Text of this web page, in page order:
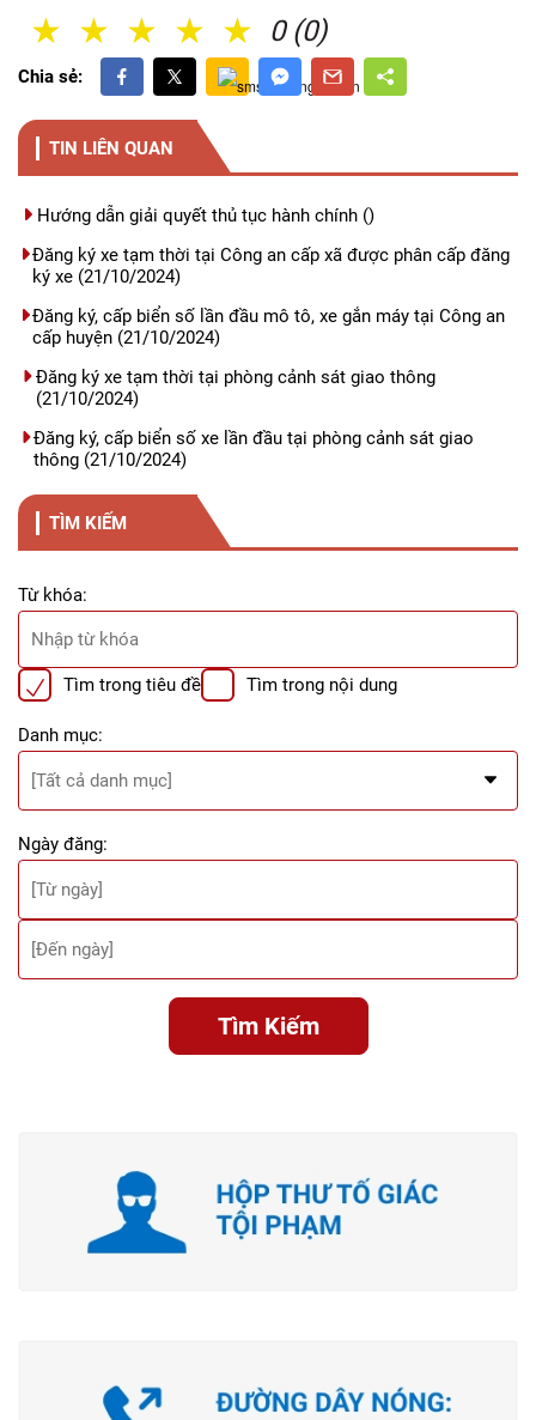
0 (0)
5 Sao
4 Sao
3 Sao
2 Sao
1 Sao
Chia sẻ:
TIN LIÊN QUAN
Hướng dẫn giải quyết thủ tục hành chính ()
Đăng ký xe tạm thời tại Công an cấp xã được phân cấp đăng
ký xe (21/10/2024)
Đăng ký, cấp biển số lần đầu mô tô, xe gắn máy tại Công an
cấp huyện(21/10/2024)
Đăng ký xe tạm thời tại phòng cảnh sát giao thông
(21/10/2024)
Đăng ký, cấp biển số xe lần đầu tại phòng cảnh sát giao
thông(21/10/2024)
TÌM KIẾM
Từ khóa:
Tìm trong tiêu đề Tìm trong nội dung
Danh mục:
Ngày đăng:
Tìm Kiếm